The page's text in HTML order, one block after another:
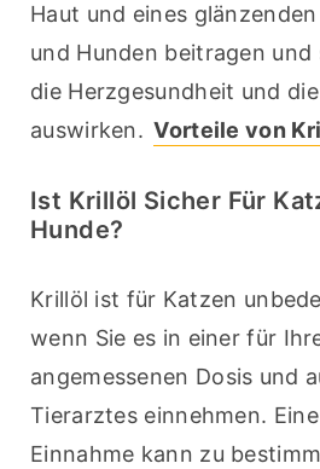
Haut und eines
und Hunden beitragen
die Herzgesundheit und
auswirken. Vorteile von
Ist Krillöl Sicher Für
Hunde?
Krillöl ist für Katzen
wenn Sie es in einer für
angemessenen Dosis und
Tierarztes einnehmen.
Einnahme kann zu